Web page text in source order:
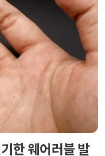
한 웨어러블 발